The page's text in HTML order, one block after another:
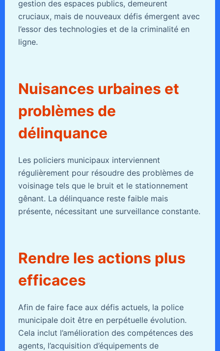
gestion des espaces publics, demeurent
cruciaux, mais de nouveaux défis émergent avec
l’essor des technologies et de la criminalité en
ligne.
Nuisances urbaines et
problèmes de
délinquance
Les policiers municipaux interviennent
régulièrement pour résoudre des problèmes de
voisinage tels que le bruit et le stationnement
gênant. La délinquance reste faible mais
présente, nécessitant une surveillance constante.
Rendre les actions plus
efficaces
Afin de faire face aux défis actuels, la police
municipale doit être en perpétuelle évolution.
Cela inclut l’amélioration des compétences des
agents, l’acquisition d’équipements de